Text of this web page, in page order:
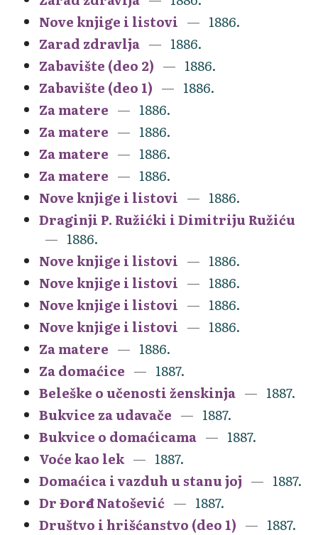
Nove knjige i listovi
1886.
Zarad zdravlja
1886.
Zabavište (deo 2)
1886.
Zabavište (deo 1)
1886.
Za matere
1886.
Za matere
1886.
Za matere
1886.
Za matere
1886.
Nove knjige i listovi
1886.
Draginji P. Ružićki i Dimitriju Ružiću
1886.
Nove knjige i listovi
1886.
Nove knjige i listovi
1886.
Nove knjige i listovi
1886.
Nove knjige i listovi
1886.
Za matere
1886.
Za domaćice
1887.
Beleške o učenosti ženskinja
1887.
Bukvice za udavače
1887.
Bukvice o domaćicama
1887.
Voće kao lek
1887.
Domaćica i vazduh u stanu joj
1887.
Dr Đorđe Natošević
1887.
Društvo i hrišćanstvo (deo 1)
1887.